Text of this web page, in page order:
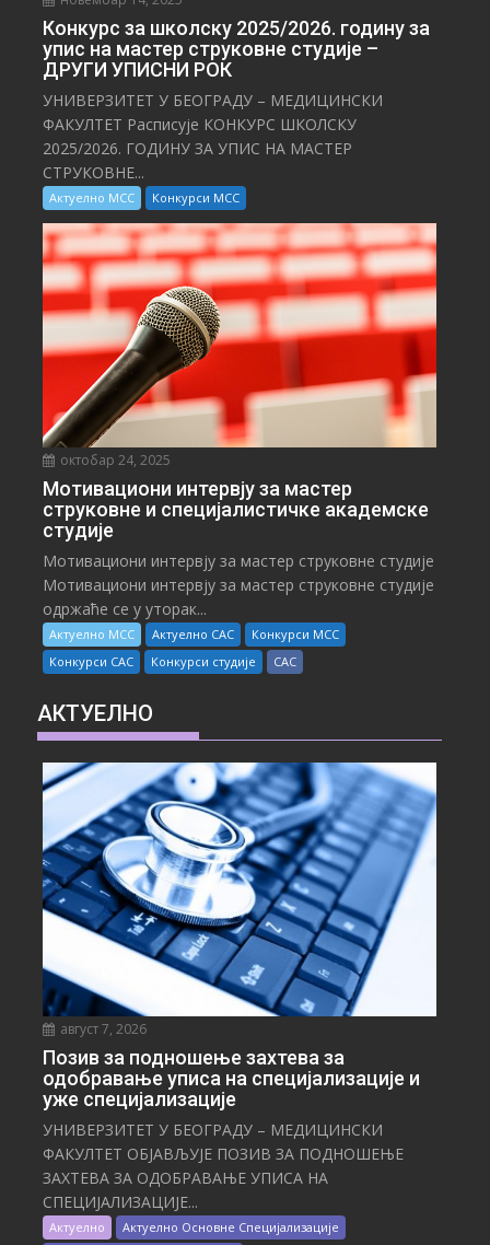
Конкурс за школску 2025/⁠2026. годину за
упис на мастер струковне студије –
ДРУГИ УПИСНИ РОК
УНИВЕРЗИТЕТ У БЕОГРАДУ – МЕДИЦИНСКИ
ФАКУЛТЕТ Расписује КОНКУРС ШКОЛСКУ
2025/⁠2026. ГОДИНУ ЗА УПИС НА МАСТЕР
СТРУКОВНЕ...
Актуелно МСС Конкурси МСС
октобар 24, 2025
Мотивациони интервју за мастер
струковне и специјалистичке академске
студије
Мотивациони интервју за мастер струковне студије
Мотивациони интервју за мастер струковне студије
одржаће се у уторак...
Актуелно МСС Актуелно САС
Конкурси МСС
Конкурси САС
Конкурси студије САС
АКТУЕЛНО
август 7, 2026
Позив за подношење захтева за
одобравање уписа на специјализације и
уже специјализације
УНИВЕРЗИТЕТ У БЕОГРАДУ – МЕДИЦИНСКИ
ФАКУЛТЕТ ОБЈАВЉУЈЕ ПОЗИВ ЗА ПОДНОШЕЊЕ
ЗАХТЕВА ЗА ОДОБРАВАЊЕ УПИСА НА
СПЕЦИЈАЛИЗАЦИЈЕ...
Актуелно
Актуелно Основне Специјализације